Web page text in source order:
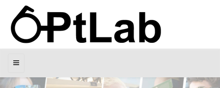
منو